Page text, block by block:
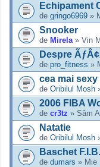
Echipament
de gringo6969 »
Snooker
de Mirela» Vin
Despre
de pro_fitness »
cea mai
de Oribilul Mosh
2006 FIBA
de cr3tz » Sâm
Natatie
de Oribilul Mosh
Baschet
de dumars » Mie